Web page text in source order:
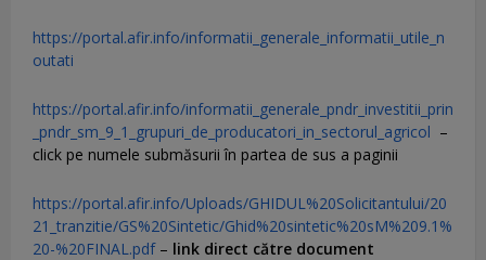
https://portal.afir.info/informatii_generale_informatii_utile_n
outati
https://portal.afir.info/informatii_generale_pndr_investitii_prin
_pndr_sm_9_1_grupuri_de_producatori_in_sectorul_agricol –
click pe numele submăsurii în partea de sus a paginii
https://portal.afir.info/Uploads/GHIDUL%20Solicitantului/20
21_tranzitie/GS%20Sintetic/Ghid%20sintetic%20sM%209.1%
20-%20FINAL.pdf– link direct către document